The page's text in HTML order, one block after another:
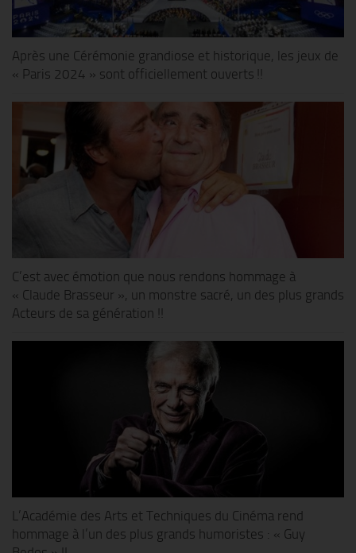
Après une Cérémonie grandiose et historique, les jeux de
« Paris 2024 » sont officiellement ouverts !!
C’est avec émotion que nous rendons hommage à
« Claude Brasseur », un monstre sacré, un des plus grands
Acteurs de sa génération !!
L’Académie des Arts et Techniques du Cinéma rend
hommage à l’un des plus grands humoristes : « Guy